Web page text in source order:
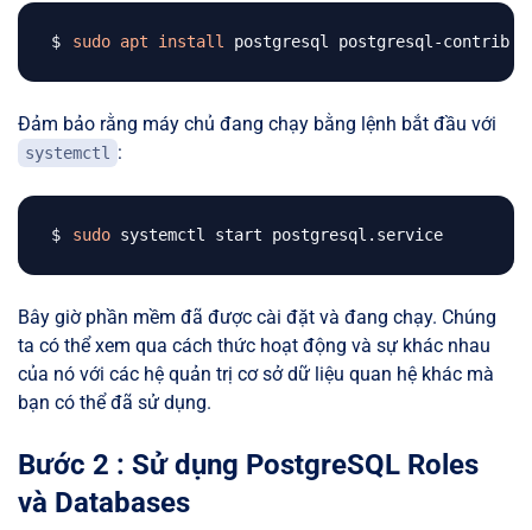
sudo apt install
Đảm bảo rằng máy chủ đang chạy bằng lệnh bắt đầu với
systemctl :
sudo
Bây giờ phần mềm đã được cài đặt và đang chạy. Chúng
ta có thể xem qua cách thức hoạt động và sự khác nhau
của nó với các hệ quản trị cơ sở dữ liệu quan hệ khác mà
bạn có thể đã sử dụng.
Bước 2 : Sử dụng PostgreSQL Roles
và Databases